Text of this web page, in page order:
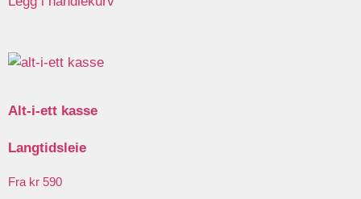
Alt-i-ett kasse
Langtidsleie
kr 590